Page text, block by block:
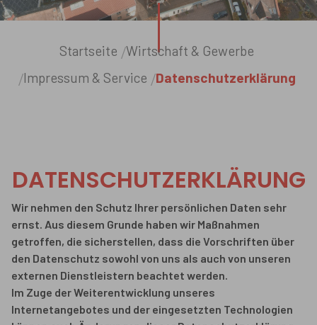
Startseite Wirtschaft & Gewerbe
Impressum & Service Datenschutzerklärung
DATENSCHUTZERKLÄRUNG
Wir nehmen den Schutz Ihrer persönlichen Daten sehr
ernst. Aus diesem Grunde haben wir Maßnahmen
getroffen, die sicherstellen, dass die Vorschriften über
den Datenschutz sowohl von uns als auch von unseren
externen Dienstleistern beachtet werden.
Im Zuge der Weiterentwicklung unseres
Internetangebotes und der eingesetzten Technologien